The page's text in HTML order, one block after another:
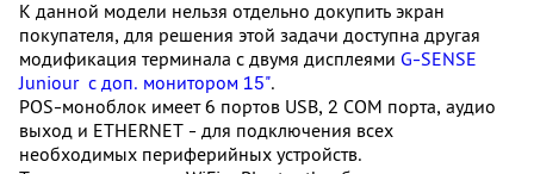
К данной модели нельзя отдельно докупить экран
покупателя, для решения этой задачи доступна другая
модификация терминала с двумя дисплеями G-SENSE
Juniour с доп. монитором 15".
POS-моноблок имеет 6 портов USB, 2 COM порта, аудио
выход и ETHERNET - для подключения всех
необходимых периферийных устройств.